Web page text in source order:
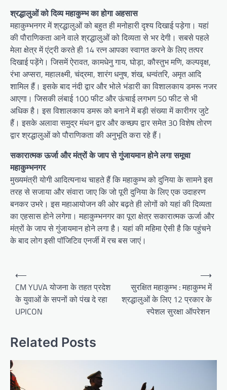
श्रद्धालुओं को दिव्य महाकुम्भ का होगा अहसास
महाकुम्भनगर में श्रद्धालुओं को बहुत ही मनोहारी दृश्य दिखाई पड़ेगा। यहां
की पौराणिकता आने वाले श्रद्धालुओं को दिव्यता से भर देगी। सबसे पहले
मेला क्षेत्र में एंट्री करते ही 14 रत्न आपका स्वागत करने के लिए तत्पर
दिखाई पड़ेंगे। जिसमें ऐरावत, कामधेनु गाय, घोड़ा, कौस्तुभ मणि, कल्पवृक्ष,
रंभा अप्सरा, महालक्ष्मी, चंद्रमा, शारंग धनुष, शंख, धन्वंतरि, अमृत आदि
शामिल हैं। इसके बाद नंदी द्वार और भोले भंडारी का विशालकाय डमरू नजर
आएगा। जिसकी लंबाई 100 फीट और ऊंचाई लगभग 50 फीट से भी
अधिक है। इस विशालकाय डमरू को बनाने में बड़ी संख्या में कारीगर जुटे
हैं। इसके अलावा समुद्र मंथन द्वार और कच्छप द्वार समेत 30 विशेष तोरण
द्वार श्रद्धालुओं को पौराणिकता की अनुभूति करा रहे हैं।
सकारात्मक ऊर्जा और मंत्रों के जाप से गुंजायमान होने लगा समूचा
महाकुम्भनगर
मुख्यमंत्री योगी आदित्यनाथ चाहते हैं कि महाकुम्भ को दुनिया के सामने इस
तरह से सजाया और संवारा जाए कि जो पूरी दुनिया के लिए एक उदाहरण
बनकर उभरे। इस महाआयोजन की ओर बढ़ते ही लोगों को यहां की दिव्यता
का एहसास होने लगेगा। महाकुम्भनगर का पूरा क्षेत्र सकारात्मक ऊर्जा और
मंत्रों के जाप से गुंजायमान होने लगा है। यहां की महिमा ऐसी है कि पहुंचने
के बाद लोग इसी पॉजिटिव एनर्जी में रच बस जाएं।
Post
navigation
⟵
CM YUVA योजना के तहत प्रदेश
के युवाओं के सपनों को पंख दे रहा
UPICON
सुरक्षित महाकुम्भ : महाकुम्भ में
श्रद्धालुओं के लिए 12 प्रकार के
स्पेशल सुरक्षा ऑपरेशन
⟶
Related Posts